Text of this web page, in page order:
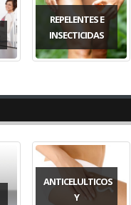
REPELENTES E
INSECTICIDAS
ANTICELULTICOS
Y